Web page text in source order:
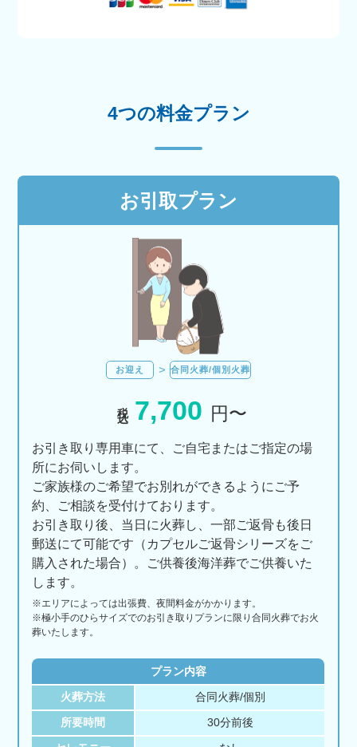
4つの料金プラン
お引取プラン
お迎え 合同火葬/個別火葬
7,700 円〜
お引き取り専用車にて、ご自宅またはご指定の場
所にお伺いします。
ご家族様のご希望でお別れができるようにご予
約、ご相談を受付けております。
お引き取り後、当日に火葬し、一部ご返骨も後日
郵送にて可能です（カプセルご返骨シリーズをご
購入された場合）。ご供養後海洋葬でご供養いた
します。
※エリアによっては出張費、夜間料金がかかります。
※極小手のひらサイズでのお引き取りプランに限り合同火葬でお火
葬いたします。
プラン内容
火葬方法 合同火葬/個別
所要時間 30分前後